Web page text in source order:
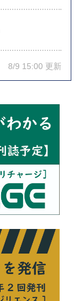
8/9 15:00 更新